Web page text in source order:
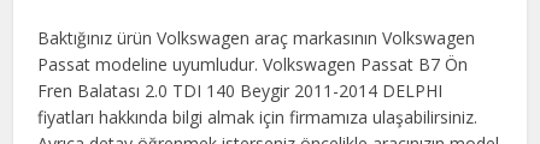
Baktığınız ürün Volkswagen araç markasının Volkswagen
Passat modeline uyumludur. Volkswagen Passat B7 Ön
Fren Balatası 2.0 TDI 140 Beygir 2011-2014 DELPHI
fiyatları hakkında bilgi almak için firmamıza ulaşabilirsiniz.